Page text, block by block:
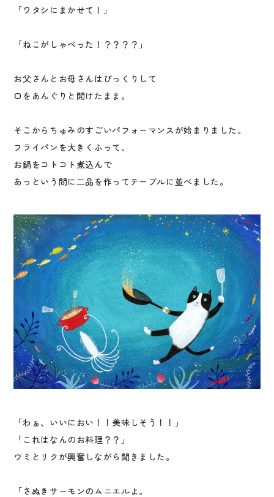
「ワタシにまかせて！」
「ねこがしゃべった！？？？？」
お父さんとお母さんはびっくりして
口をあんぐりと開けたまま。
そこからちゅみのすごいパフォーマンスが始まりました。
フライパンを大きくふって、
お鍋をコトコト煮込んで
あっという間に二品を作ってテーブルに並べました。
「わぁ、いいにおい！！美味しそう！！」
「これはなんのお料理？？」
ウミとリクが興奮しながら聞きました。
「さぬきサーモンのムニエルよ。